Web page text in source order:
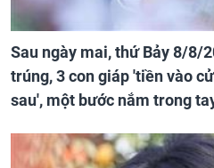
Sau ngày mai, thứ Bảy 8/8/
trúng, 3 con giáp 'tiền vào
sau', một bước nắm trong